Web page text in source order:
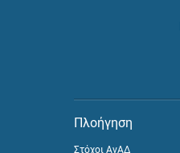
Πλοήγηση
Στόχοι ΑνΑΔ